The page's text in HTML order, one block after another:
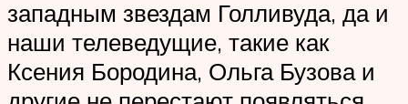
западным звездам Голливуда, да и
наши телеведущие, такие как
Ксения Бородина, Ольга Бузова и